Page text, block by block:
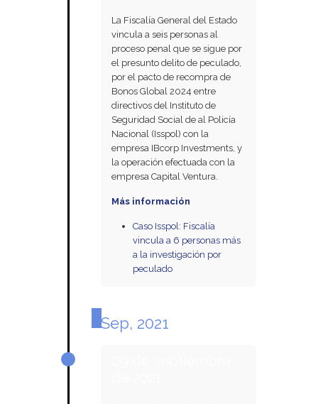
La Fiscalía General del Estado
vincula a seis personas al
proceso penal que se sigue por
el presunto delito de peculado,
por el pacto de recompra de
Bonos Global 2024 entre
directivos del Instituto de
Seguridad Social de al Policía
Nacional (Isspol) con la
empresa IBcorp Investments, y
la operación efectuada con la
empresa Capital Ventura.
Más información
Caso Isspol: Fiscalía
vincula a 6 personas más
a la investigación por
peculado
Sep, 2021